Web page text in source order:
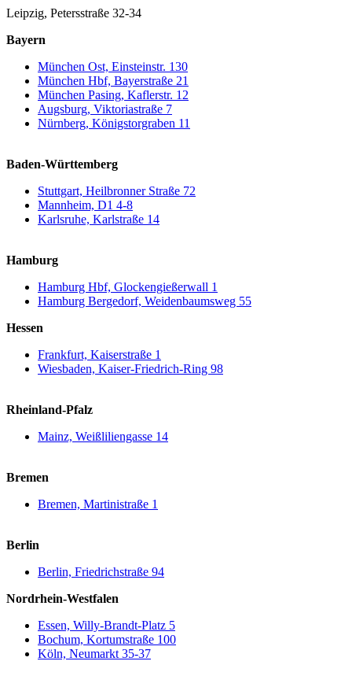
Leipzig, Petersstraße 32-34
Bayern
München Ost, Einsteinstr. 130
München Hbf, Bayerstraße 21
München Pasing, Kaflerstr. 12
Augsburg, Viktoriastraße 7
Nürnberg, Königstorgraben 11
Baden-Württemberg
Stuttgart, Heilbronner Straße 72
Mannheim, D1 4-8
Karlsruhe, Karlstraße 14
Hamburg
Hamburg Hbf, Glockengießerwall 1
Hamburg Bergedorf, Weidenbaumsweg 55
Hessen
Frankfurt, Kaiserstraße 1
Wiesbaden, Kaiser-Friedrich-Ring 98
Rheinland-Pfalz
Mainz, Weißliliengasse 14
Bremen
Bremen, Martinistraße 1
Berlin
Berlin, Friedrichstraße 94
Nordrhein-Westfalen
Essen, Willy-Brandt-Platz 5
Bochum, Kortumstraße 100
Köln, Neumarkt 35-37